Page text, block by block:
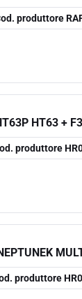
produttore
HT63 +
produttore
produttore